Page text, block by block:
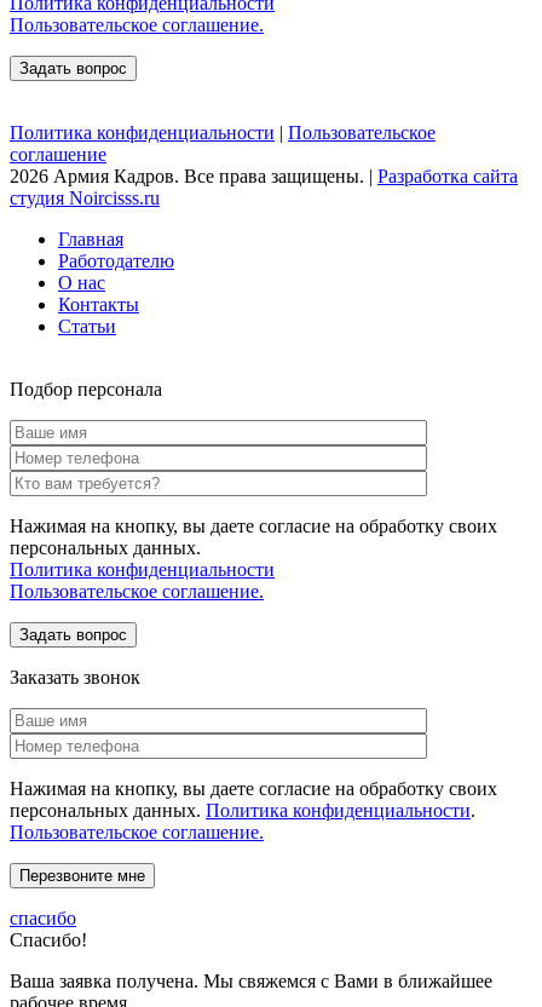
Пользовательское соглашение.
Политика конфиденциальности | Пользовательское
соглашение
2026 Армия Кадров. Все права защищены. | Разработка сайта
студия Noircisss.ru
Главная
Работодателю
О нас
Контакты
Статьи
Подбор персонала
Нажимая на кнопку, вы даете согласие на обработку своих
персональных данных.
Политика конфиденциальности
Пользовательское соглашение.
Заказать звонок
Нажимая на кнопку, вы даете согласие на обработку своих
персональных данных. Политика конфиденциальности.
Пользовательское соглашение.
спасибо
Спасибо!
Ваша заявка получена. Мы свяжемся с Вами в ближайшее
рабочее время